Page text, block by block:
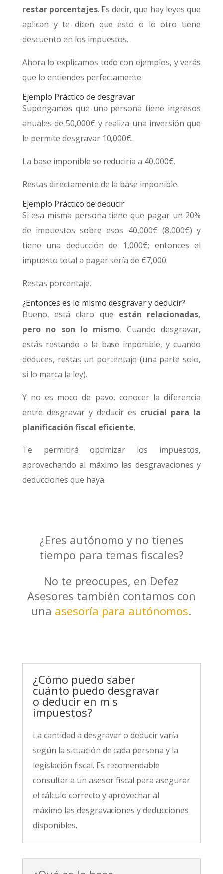
restar porcentajes. Es decir, que hay leyes que
aplican y te dicen que esto o lo otro tiene
descuento en los impuestos.
Ahora lo explicamos todo con ejemplos, y verás
que lo entiendes perfectamente.
Ejemplo Práctico de desgravar
Supongamos que una persona tiene ingresos
anuales de 50,000€ y realiza una inversión que
le permite desgravar 10,000€.
La base imponible se reduciría a 40,000€.
Restas directamente de la base imponible.
Ejemplo Práctico de deducir
Si esa misma persona tiene que pagar un 20%
de impuestos sobre esos 40,000€ (8,000€) y
tiene una deducción de 1,000€; entonces el
impuesto total a pagar sería de €7,000.
Restas porcentaje.
¿Entonces es lo mismo desgravar y deducir?
Bueno, está claro que están relacionadas,
pero no son lo mismo. Cuando desgravar,
estás restando a la base imponible, y cuando
deduces, restas un porcentaje (una parte solo,
si lo marca la ley).
Y no es moco de pavo, conocer la diferencia
entre desgravar y deducir es crucial para la
planificación fiscal eficiente.
Te permitirá optimizar los impuestos,
aprovechando al máximo las desgravaciones y
deducciones que haya.
¿Eres autónomo y no tienes
tiempo para temas fiscales?
No te preocupes, en Defez
Asesores también contamos con
una asesoría para autónomos.
¿Cómo puedo saber
cuánto puedo desgravar
o deducir en mis
impuestos?
La cantidad a desgravar o deducir varía
según la situación de cada persona y la
legislación fiscal. Es recomendable
consultar a un asesor fiscal para asegurar
el cálculo correcto y aprovechar al
máximo las desgravaciones y deducciones
disponibles.